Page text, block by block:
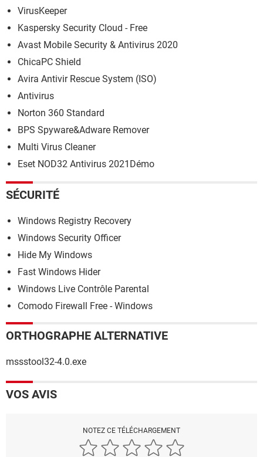
VirusKeeper
Kaspersky Security Cloud - Free
Avast Mobile Security & Antivirus 2020
ChicaPC Shield
Avira Antivir Rescue System (ISO)
Antivirus
Norton 360 Standard
BPS Spyware&Adware Remover
Multi Virus Cleaner
Eset NOD32 Antivirus 2021Démo
SÉCURITÉ
Windows Registry Recovery
Windows Security Officer
Hide My Windows
Fast Windows Hider
Windows Live Contrôle Parental
Comodo Firewall Free - Windows
ORTHOGRAPHE ALTERNATIVE
mssstool32-4.0.exe
VOS AVIS
NOTEZ CE TÉLÉCHARGEMENT